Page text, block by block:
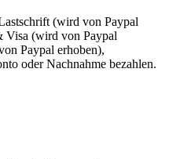
(wird von Paypal
Visa (wird von Paypal
Paypal erhoben),
oder Nachnahme bezahlen.